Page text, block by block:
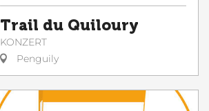
Trail du Quiloury
KONZERT
Penguily